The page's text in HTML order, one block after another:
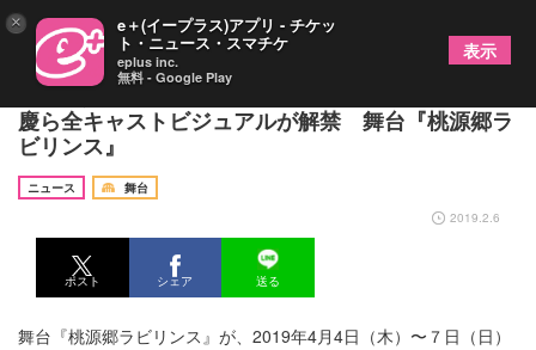
鳥越裕貴、高橋健介、杉江大志、遊馬晃祐、山本一
慶ら全キャストビジュアルが解禁 舞台『桃源郷ラ
ビリンス』
ニュース
舞台
2019.2.6
ポスト シェア 送る
舞台『桃源郷ラビリンス』が、2019年4月4日（木）〜７日（日）
× e＋(イープラス)アプリ - チケッ
ト・ニュース・スマチケ
eplus inc.
無料 - Google Play
表示